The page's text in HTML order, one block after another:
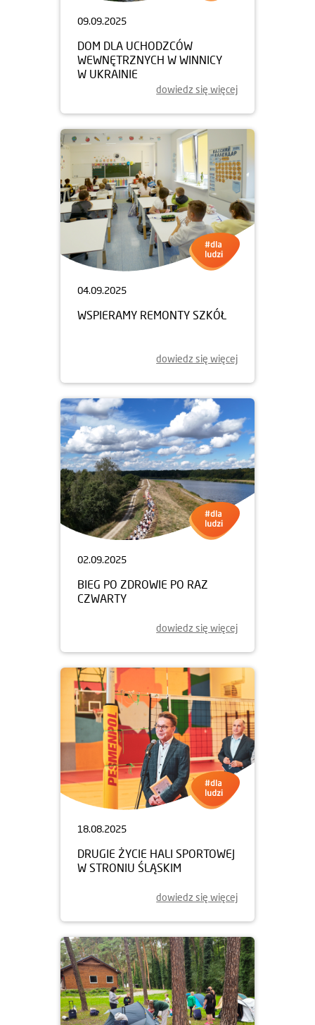
09.09.2025
DOM DLA UCHODZCÓW
WEWNĘTRZNYCH W WINNICY
W UKRAINIE
dowiedz się więcej
04.09.2025
WSPIERAMY REMONTY SZKÓŁ
dowiedz się więcej
02.09.2025
BIEG PO ZDROWIE PO RAZ
CZWARTY
dowiedz się więcej
18.08.2025
DRUGIE ŻYCIE HALI SPORTOWEJ
W STRONIU ŚLĄSKIM
dowiedz się więcej